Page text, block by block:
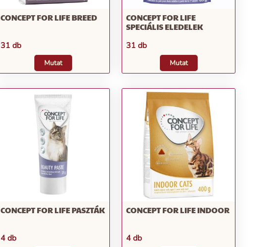
CONCEPT FOR LIFE BREED
31 db
Mutat
CONCEPT FOR LIFE
SPECIÁLIS ELEDELEK
31 db
Mutat
CONCEPT FOR LIFE PASZTÁK
4 db
CONCEPT FOR LIFE INDOOR
4 db